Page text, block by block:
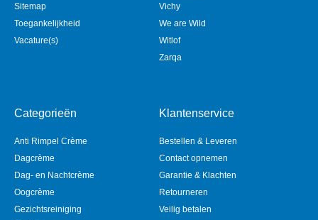
Sitemap
Toegankelijkheid
Vacature(s)
Vichy
We are Wild
Witlof
Zarqa
Categorieën
Anti Rimpel Crème
Dagcrème
Dag- en Nachtcrème
Oogcrème
Gezichtsreiniging
Klantenservice
Bestellen & Leveren
Contact opnemen
Garantie & Klachten
Retourneren
Veilig betalen